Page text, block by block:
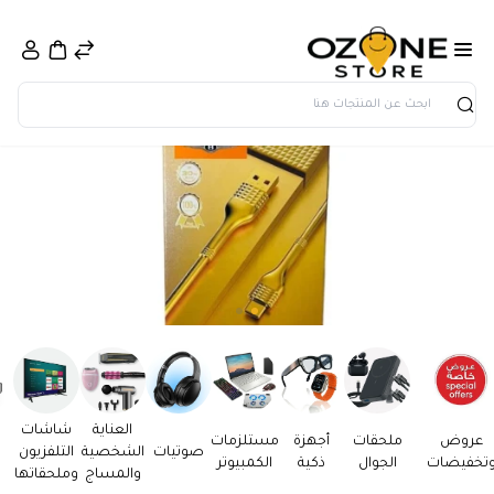
بحث
عروض
ملحقات
الجوال
أجهزة
ذكية
مستلزمات
الكمبيوتر
صوتيات
العناية
الشخصية
والمساج
شاشات
التلفزيون
وملحقاتها